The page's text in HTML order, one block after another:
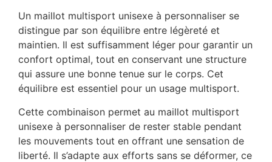
Un maillot multisport unisexe à personnaliser se
distingue par son équilibre entre légèreté et
maintien. Il est suffisamment léger pour garantir un
confort optimal, tout en conservant une structure
qui assure une bonne tenue sur le corps. Cet
équilibre est essentiel pour un usage multisport.
Cette combinaison permet au maillot multisport
unisexe à personnaliser de rester stable pendant
les mouvements tout en offrant une sensation de
liberté. Il s’adapte aux efforts sans se déformer, ce